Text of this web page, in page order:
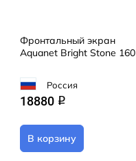
Фронтальный экран
Aquanet Bright Stone 160
Россия
18880 q
В корзину